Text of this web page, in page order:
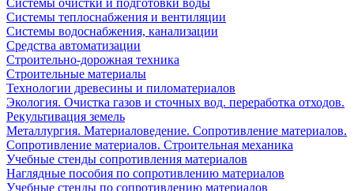
Системы очистки и подготовки воды
Системы теплоснабжения и вентиляции
Системы водоснабжения, канализации
Средства автоматизации
Строительно-дорожная техника
Строительные материалы
Технологии древесины и пиломатериалов
Экология. Очистка газов и сточных вод. переработка отходов.
Рекультивация земель
Металлургия. Материаловедение. Сопротивление материалов.
Сопротивление материалов. Строительная механика
Учебные стенды сопротивления материалов
Наглядные пособия по сопротивлению материалов
Учебные стенды по сопротивлению материалов